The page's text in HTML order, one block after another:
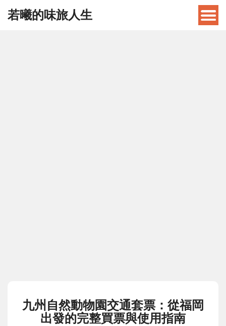
若曦的味旅人生
九州自然動物園交通套票：從福岡
出發的完整買票與使用指南